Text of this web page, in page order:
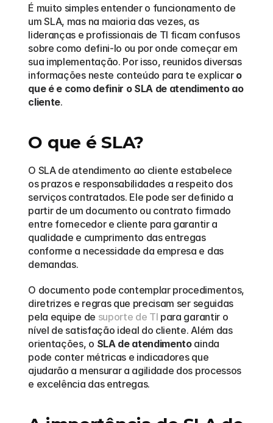
É muito simples entender o funcionamento de
um SLA, mas na maioria das vezes, as
lideranças e profissionais de TI ficam confusos
sobre como defini-lo ou por onde começar em
sua implementação. Por isso, reunidos diversas
informações neste conteúdo para te explicar o
que é e como definir o SLA de atendimento ao
cliente.
O que é SLA?
O SLA de atendimento ao cliente estabelece
os prazos e responsabilidades a respeito dos
serviços contratados. Ele pode ser definido a
partir de um documento ou contrato firmado
entre fornecedor e cliente para garantir a
qualidade e cumprimento das entregas
conforme a necessidade da empresa e das
demandas.
O documento pode contemplar procedimentos,
diretrizes e regras que precisam ser seguidas
pela equipe de suporte de TI para garantir o
nível de satisfação ideal do cliente. Além das
orientações, o SLA de atendimento ainda
pode conter métricas e indicadores que
ajudarão a mensurar a agilidade dos processos
e excelência das entregas.